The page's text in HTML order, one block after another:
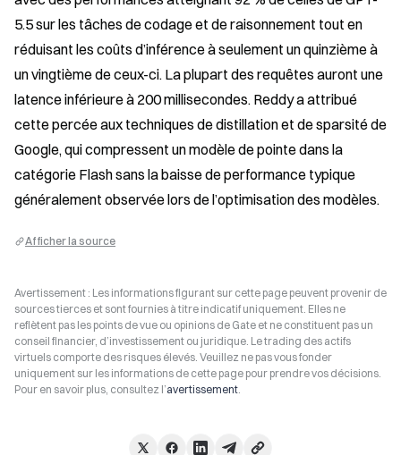
5.5 sur les tâches de codage et de raisonnement tout en
réduisant les coûts d’inférence à seulement un quinzième à
un vingtième de ceux-ci. La plupart des requêtes auront une
latence inférieure à 200 millisecondes. Reddy a attribué
cette percée aux techniques de distillation et de sparsité de
Google, qui compressent un modèle de pointe dans la
catégorie Flash sans la baisse de performance typique
généralement observée lors de l’optimisation des modèles.
Afficher la source
Avertissement : Les informations figurant sur cette page peuvent provenir de
sources tierces et sont fournies à titre indicatif uniquement. Elles ne
reflètent pas les points de vue ou opinions de Gate et ne constituent pas un
conseil financier, d’investissement ou juridique. Le trading des actifs
virtuels comporte des risques élevés. Veuillez ne pas vous fonder
uniquement sur les informations de cette page pour prendre vos décisions.
Pour en savoir plus, consultez l’avertissement.